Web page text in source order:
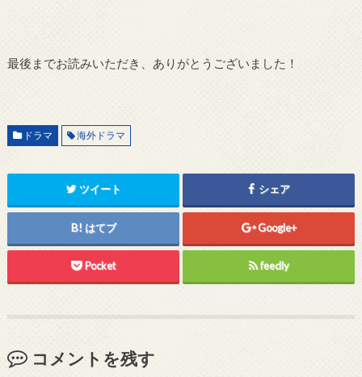
最後までお読みいただき、ありがとうございました！
ドラマ 海外ドラマ
ツイート シェア
はてブ Google+
Pocket feedly
コメントを残す